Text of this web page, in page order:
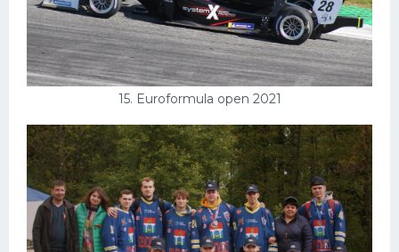
15. Euroformula open 2021